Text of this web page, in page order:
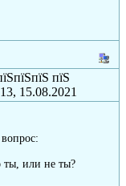
пїЅ
15.08.2021
ты, или не ты?